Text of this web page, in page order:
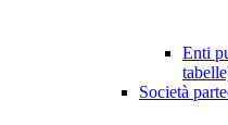
Enti
Società